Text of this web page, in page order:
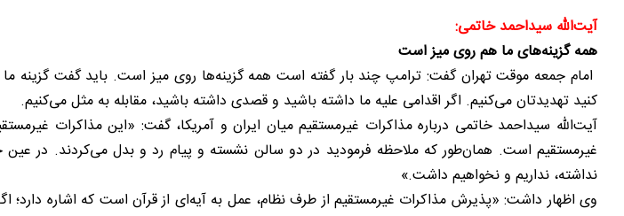
آیت‌الله سیداحمد خاتمی:
همه گزینه‌های ما هم روی میز است
امام جمعه موقت تهران گفت: ترامپ چند بار گفته است همه گزینه‌ها روی میز است. باید گفت گزینه
کنید تهدیدتان می‌کنیم. اگر اقدامی علیه ما داشته باشید و قصدی داشته باشید، مقابله به مثل می‌کنیم.
آیت‌الله سیداحمد خاتمی درباره مذاکرات غیرمستقیم میان ایران و آمریکا، گفت: «این مذاکرات
غیرمستقیم است. همان‌طور که ملاحظه فرمودید در دو سالن نشسته و پیام رد و بدل می‌کردند. در
نداشته، نداریم و نخواهیم داشت.»
وی اظهار داشت: «پذیرش مذاکرات غیرمستقیم از طرف نظام، عمل به آیه‌ای از قرآن است که اشاره دارد؛